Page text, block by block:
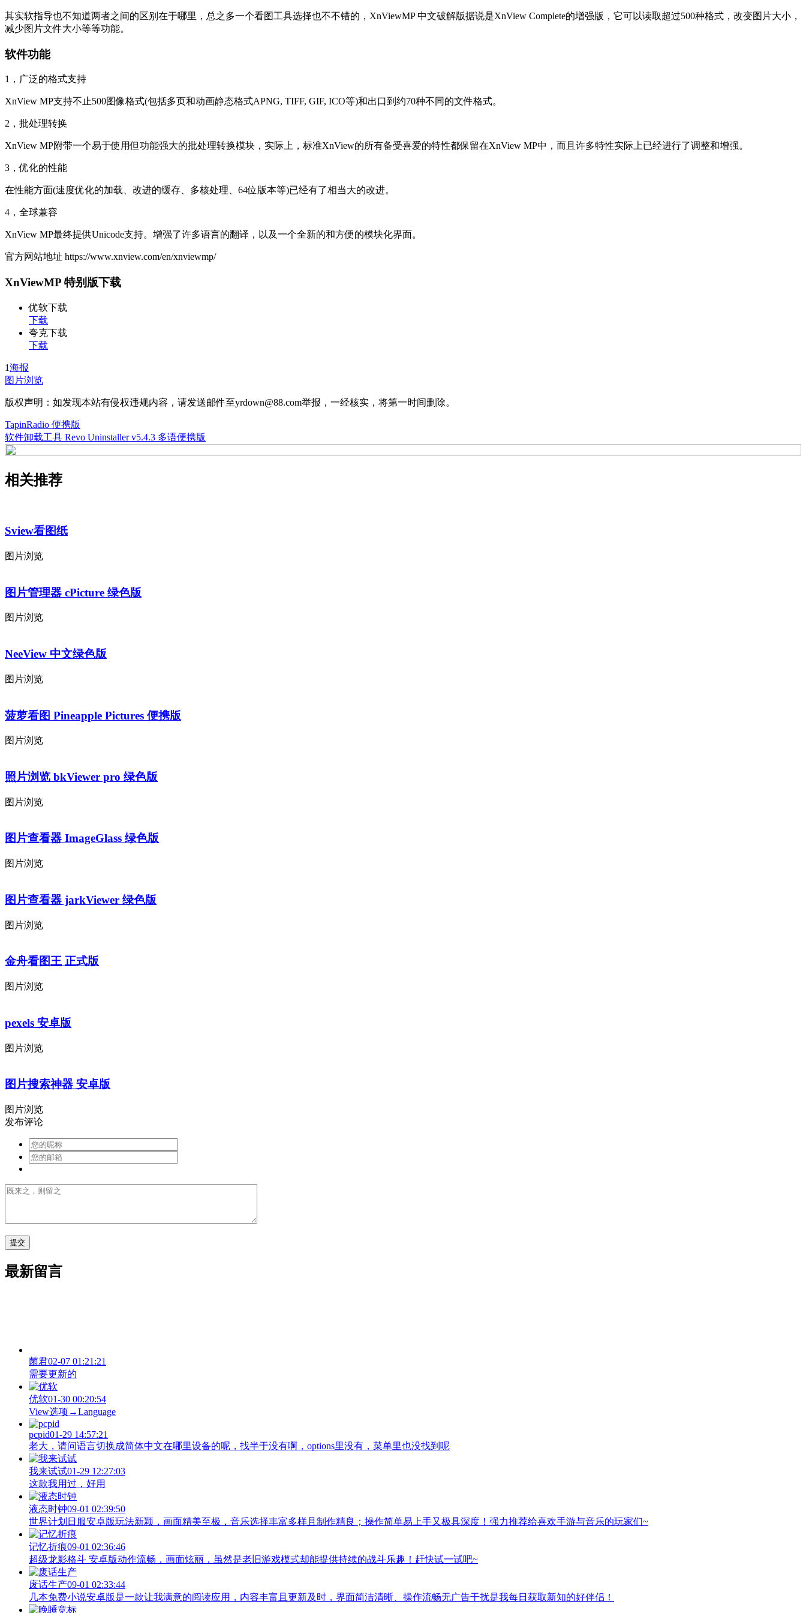
其实软指导也不知道两者之间的区别在于哪里，总之多一个看图工具选择也不不错的，XnViewMP 中文破解版据说是XnView Complete的增强版，它可以读取超过500种格式，改变图片大小，
减少图片文件大小等等功能。
软件功能
1，广泛的格式支持
XnView MP支持不止500图像格式(包括多页和动画静态格式APNG, TIFF, GIF, ICO等)和出口到约70种不同的文件格式。
2，批处理转换
XnView MP附带一个易于使用但功能强大的批处理转换模块，实际上，标准XnView的所有备受喜爱的特性都保留在XnView MP中，而且许多特性实际上已经进行了调整和增强。
3，优化的性能
在性能方面(速度优化的加载、改进的缓存、多核处理、64位版本等)已经有了相当大的改进。
4，全球兼容
XnView MP最终提供Unicode支持。增强了许多语言的翻译，以及一个全新的和方便的模块化界面。
官方网站地址 https://www.xnview.com/en/xnviewmp/
XnViewMP 特别版下载
优软下载
下载
夸克下载
下载
1海报
图片浏览
版权声明：如发现本站有侵权违规内容，请发送邮件至yrdown@88.com举报，一经核实，将第一时间删除。
TapinRadio 便携版
软件卸载工具 Revo Uninstaller v5.4.3 多语便携版
相关推荐
Sview看图纸
图片浏览
图片管理器 cPicture 绿色版
图片浏览
NeeView 中文绿色版
图片浏览
菠萝看图 Pineapple Pictures 便携版
图片浏览
照片浏览 bkViewer pro 绿色版
图片浏览
图片查看器 ImageGlass 绿色版
图片浏览
图片查看器 jarkViewer 绿色版
图片浏览
金舟看图王 正式版
图片浏览
pexels 安卓版
图片浏览
图片搜索神器 安卓版
图片浏览
发布评论
最新留言
菌君02-07 01:21:21
需要更新的
优软01-30 00:20:54
View‌选项→Language
pcpid01-29 14:57:21
老大，请问语言切换成简体中文在哪里设备的呢，找半于没有啊，options里没有，菜单里也没找到呢
我来试试01-29 12:27:03
这款我用过，好用
液态时钟09-01 02:39:50
世界计划日服安卓版玩法新颖，画面精美至极，音乐选择丰富多样且制作精良；操作简单易上手又极具深度！强力推荐给喜欢手游与音乐的玩家们~
记忆折痕09-01 02:36:46
超级龙影格斗 安卓版动作流畅，画面炫丽，虽然是老旧游戏模式却能提供持续的战斗乐趣！赶快试一试吧~
废话生产09-01 02:33:44
几本免费小说安卓版是一款让我满意的阅读应用，内容丰富且更新及时，界面简洁清晰、操作流畅无广告干扰是我每日获取新知的好伴侣！